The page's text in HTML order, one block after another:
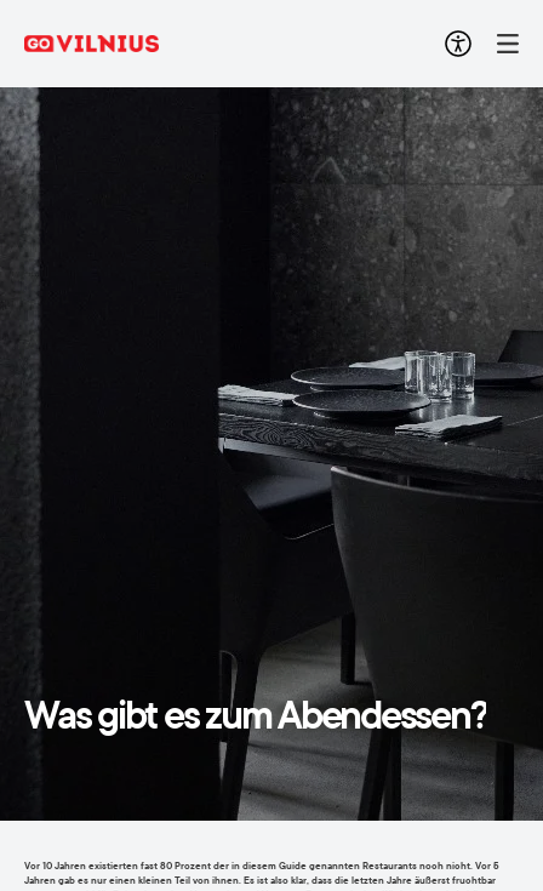
Was gibt es zum Abendessen?
Vor 10 Jahren existierten fast 80 Prozent der in diesem Guide genannten Restaurants noch nicht. Vor 5
Jahren gab es nur einen kleinen Teil von ihnen. Es ist also klar, dass die letzten Jahre äußerst fruchtbar